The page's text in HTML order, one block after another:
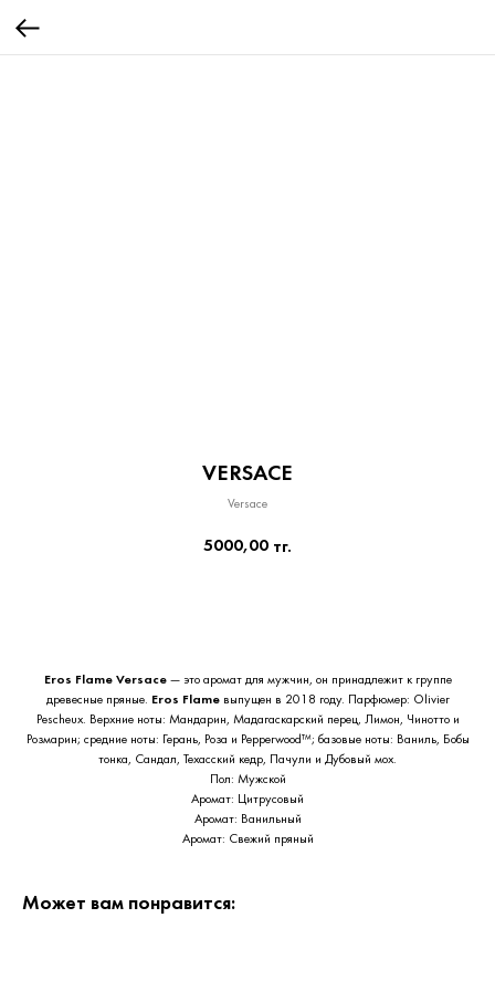
VERSACE
Versace
5000,00 тг.
Eros Flame Versace— это аромат для мужчин, он принадлежит к группе
древесные пряные. Eros Flameвыпущен в 2018 году. Парфюмер: Olivier
Pescheux. Верхние ноты: Мандарин, Мадагаскарский перец, Лимон, Чинотто и
Розмарин; средние ноты: Герань, Роза и Pepperwood™; базовые ноты: Ваниль, Бобы
тонка, Сандал, Техасский кедр, Пачули и Дубовый мох.
Пол: Мужской
Аромат: Цитрусовый
Аромат: Ванильный
Аромат: Свежий пряный
Может вам понравится: